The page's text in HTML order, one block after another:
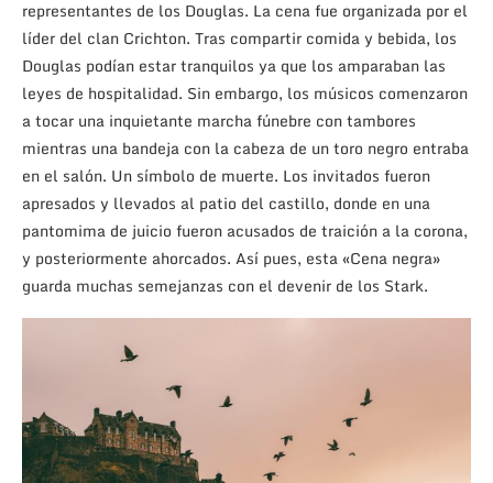
representantes de los Douglas. La cena fue organizada por el
líder del clan Crichton. Tras compartir comida y bebida, los
Douglas podían estar tranquilos ya que los amparaban las
leyes de hospitalidad. Sin embargo, los músicos comenzaron
a tocar una inquietante marcha fúnebre con tambores
mientras una bandeja con la cabeza de un toro negro entraba
en el salón. Un símbolo de muerte. Los invitados fueron
apresados y llevados al patio del castillo, donde en una
pantomima de juicio fueron acusados de traición a la corona,
y posteriormente ahorcados. Así pues, esta «Cena negra»
guarda muchas semejanzas con el devenir de los Stark.